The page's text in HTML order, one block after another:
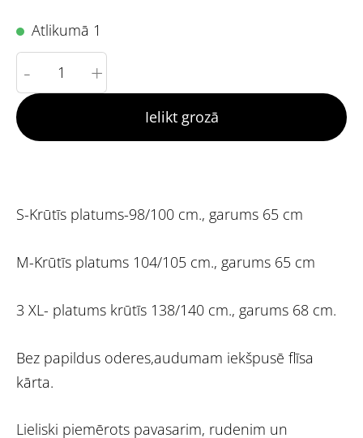
Atlikumā 1
- +
Ielikt grozā
S-Krūtīs platums-98/100 cm., garums 65 cm
M-Krūtīs platums 104/105 cm., garums 65 cm
3 XL- platums krūtīs 138/140 cm., garums 68 cm.
Bez papildus oderes,audumam iekšpusē flīsa
kārta.
Lieliski piemērots pavasarim, rudenim un